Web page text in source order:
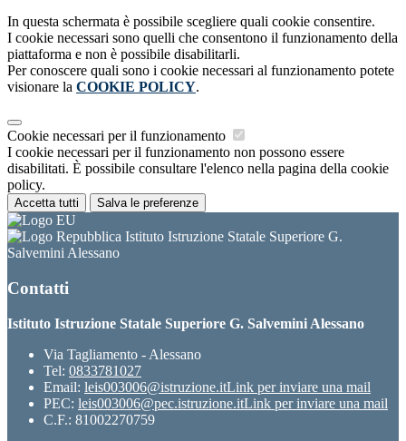
In questa schermata è possibile scegliere quali cookie consentire.
I cookie necessari sono quelli che consentono il funzionamento della
piattaforma e non è possibile disabilitarli.
Per conoscere quali sono i cookie necessari al funzionamento potete
visionare la COOKIE POLICY.
Cookie necessari per il funzionamento
I cookie necessari per il funzionamento non possono essere
disabilitati. È possibile consultare l'elenco nella pagina della cookie
policy.
Accetta tutti Salva le preferenze
Istituto Istruzione Statale Superiore G.
Salvemini Alessano
Contatti
Istituto Istruzione Statale Superiore G. Salvemini Alessano
Via Tagliamento - Alessano
Tel: 0833781027
Email: leis003006@istruzione.itLink per inviare una mail
PEC: leis003006@pec.istruzione.itLink per inviare una mail
C.F.: 81002270759